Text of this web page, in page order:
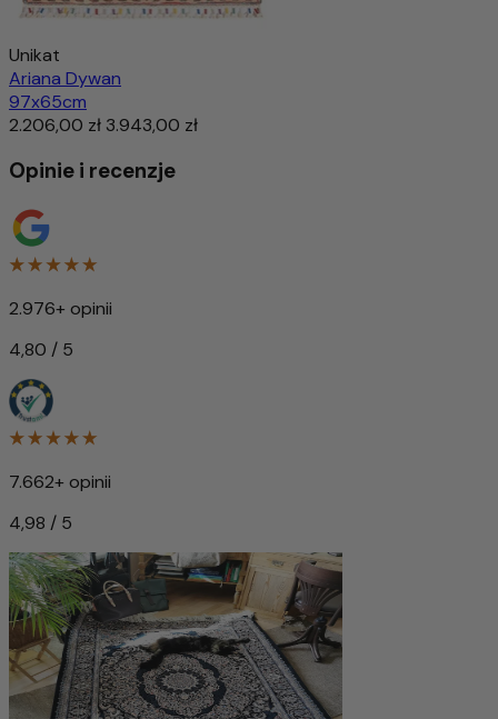
Unikat
Ariana Dywan
97x65cm
2.206,00 zł 3.943,00 zł
Opinie i recenzje
2.976+ opinii
4,80 / 5
7.662+ opinii
4,98 / 5